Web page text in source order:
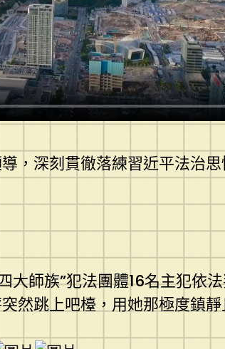
，深刻貫徹落練習近平法治
師族”犯法團體16名主犯依
然跳上吧檯，用她那極度鎮